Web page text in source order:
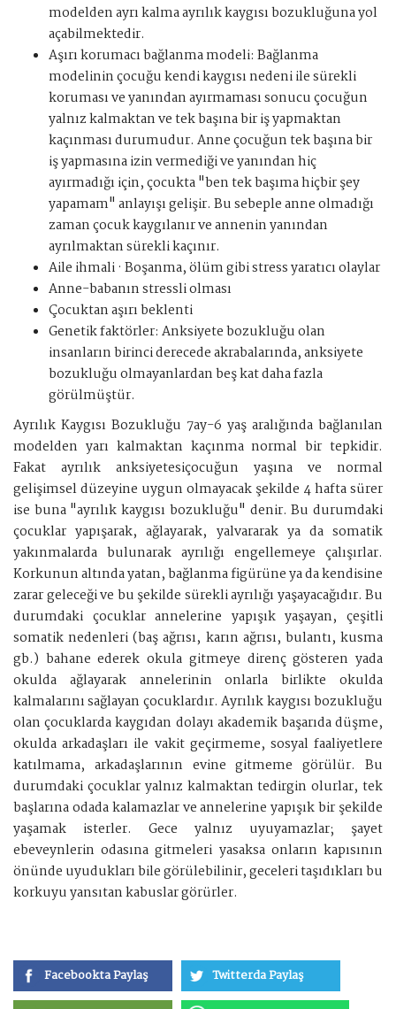
modelden ayrı kalma ayrılık kaygısı bozukluğuna yol
açabilmektedir.
Aşırı korumacı bağlanma modeli: Bağlanma
modelinin çocuğu kendi kaygısı nedeni ile sürekli
koruması ve yanından ayırmaması sonucu çocuğun
yalnız kalmaktan ve tek başına bir iş yapmaktan
kaçınması durumudur. Anne çocuğun tek başına bir
iş yapmasına izin vermediği ve yanından hiç
ayırmadığı için, çocukta "ben tek başıma hiçbir şey
yapamam" anlayışı gelişir. Bu sebeple anne olmadığı
zaman çocuk kaygılanır ve annenin yanından
ayrılmaktan sürekli kaçınır.
Aile ihmali · Boşanma, ölüm gibi stress yaratıcı olaylar
Anne-babanın stressli olması
Çocuktan aşırı beklenti
Genetik faktörler: Anksiyete bozukluğu olan
insanların birinci derecede akrabalarında, anksiyete
bozukluğu olmayanlardan beş kat daha fazla
görülmüştür.
Ayrılık Kaygısı Bozukluğu 7ay-6 yaş aralığında bağlanılan
modelden yarı kalmaktan kaçınma normal bir tepkidir.
Fakat ayrılık anksiyetesiçocuğun yaşına ve normal
gelişimsel düzeyine uygun olmayacak şekilde 4 hafta sürer
ise buna "ayrılık kaygısı bozukluğu" denir. Bu durumdaki
çocuklar yapışarak, ağlayarak, yalvararak ya da somatik
yakınmalarda bulunarak ayrılığı engellemeye çalışırlar.
Korkunun altında yatan, bağlanma figürüne ya da kendisine
zarar geleceği ve bu şekilde sürekli ayrılığı yaşayacağıdır. Bu
durumdaki çocuklar annelerine yapışık yaşayan, çeşitli
somatik nedenleri (baş ağrısı, karın ağrısı, bulantı, kusma
gb.) bahane ederek okula gitmeye direnç gösteren yada
okulda ağlayarak annelerinin onlarla birlikte okulda
kalmalarını sağlayan çocuklardır. Ayrılık kaygısı bozukluğu
olan çocuklarda kaygıdan dolayı akademik başarıda düşme,
okulda arkadaşları ile vakit geçirmeme, sosyal faaliyetlere
katılmama, arkadaşlarının evine gitmeme görülür. Bu
durumdaki çocuklar yalnız kalmaktan tedirgin olurlar, tek
başlarına odada kalamazlar ve annelerine yapışık bir şekilde
yaşamak isterler. Gece yalnız uyuyamazlar; şayet
ebeveynlerin odasına gitmeleri yasaksa onların kapısının
önünde uyudukları bile görülebilinir, geceleri taşıdıkları bu
korkuyu yansıtan kabuslar görürler.
Facebookta Paylaş Twitterda Paylaş